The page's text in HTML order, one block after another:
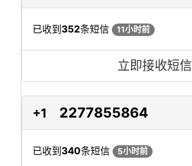
已收到352条短信 11小时前
立即接收短信
+1 2277855864
已收到340条短信 5小时前